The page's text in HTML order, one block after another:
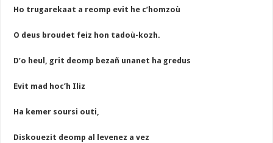
Ho trugarekaat a reomp evit he c’homzoù
O deus broudet feiz hon tadoù-kozh.
D’o heul, grit deomp bezañ unanet ha gredus
Evit mad hoc’h Iliz
Ha kemer soursi outi,
Diskouezit deomp al levenez a vez